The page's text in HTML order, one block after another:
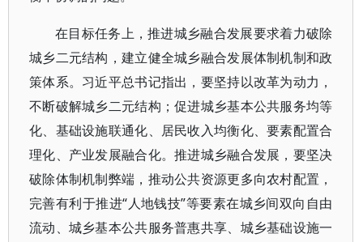
在目标任务上，推进城乡融合发展要求着力破除
城乡二元结构，建立健全城乡融合发展体制机制和政
策体系。习近平总书记指出，要坚持以改革为动力，
不断破解城乡二元结构；促进城乡基本公共服务均等
化、基础设施联通化、居民收入均衡化、要素配置合
理化、产业发展融合化。推进城乡融合发展，要坚决
破除体制机制弊端，推动公共资源更多向农村配置，
完善有利于推进“人地钱技”等要素在城乡间双向自由
流动、城乡基本公共服务普惠共享、城乡基础设施一